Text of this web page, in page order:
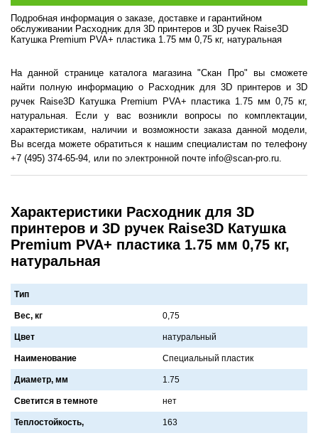
Подробная информация о заказе, доставке и гарантийном
обслуживании Расходник для 3D принтеров и 3D ручек Raise3D
Катушка Premium PVA+ пластика 1.75 мм 0,75 кг, натуральная
На данной странице каталога магазина "Скан Про" вы сможете
найти полную информацию о Расходник для 3D принтеров и 3D
ручек Raise3D Катушка Premium PVA+ пластика 1.75 мм 0,75 кг,
натуральная. Если у вас возникли вопросы по комплектации,
характеристикам, наличии и возможности заказа данной модели,
Вы всегда можете обратиться к нашим специалистам по телефону
+7 (495) 374-65-94, или по электронной почте info@scan-pro.ru.
Характеристики Расходник для 3D
принтеров и 3D ручек Raise3D Катушка
Premium PVA+ пластика 1.75 мм 0,75 кг,
натуральная
Тип
Вес, кг 0,75
Цвет нaтурaльный
Наименование Специaльный плaстик
Диаметр, мм 1.75
Светится в темноте нет
Теплостойкость, 163